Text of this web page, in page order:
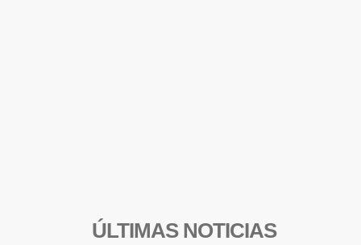
ÚLTIMAS NOTICIAS